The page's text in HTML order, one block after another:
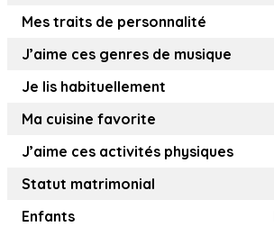
Mes traits de personnalité
J’aime ces genres de musique
Je lis habituellement
Ma cuisine favorite
J’aime ces activités physiques
Statut matrimonial
Enfants